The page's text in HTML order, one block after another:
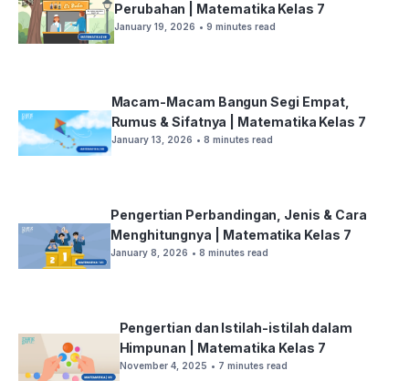
Perubahan | Matematika Kelas 7
January 19, 2026 • 9 minutes read
Macam-Macam Bangun Segi Empat,
Rumus & Sifatnya | Matematika Kelas 7
January 13, 2026 • 8 minutes read
Pengertian Perbandingan, Jenis & Cara
Menghitungnya | Matematika Kelas 7
January 8, 2026 • 8 minutes read
Pengertian dan Istilah-istilah dalam
Himpunan | Matematika Kelas 7
November 4, 2025 • 7 minutes read